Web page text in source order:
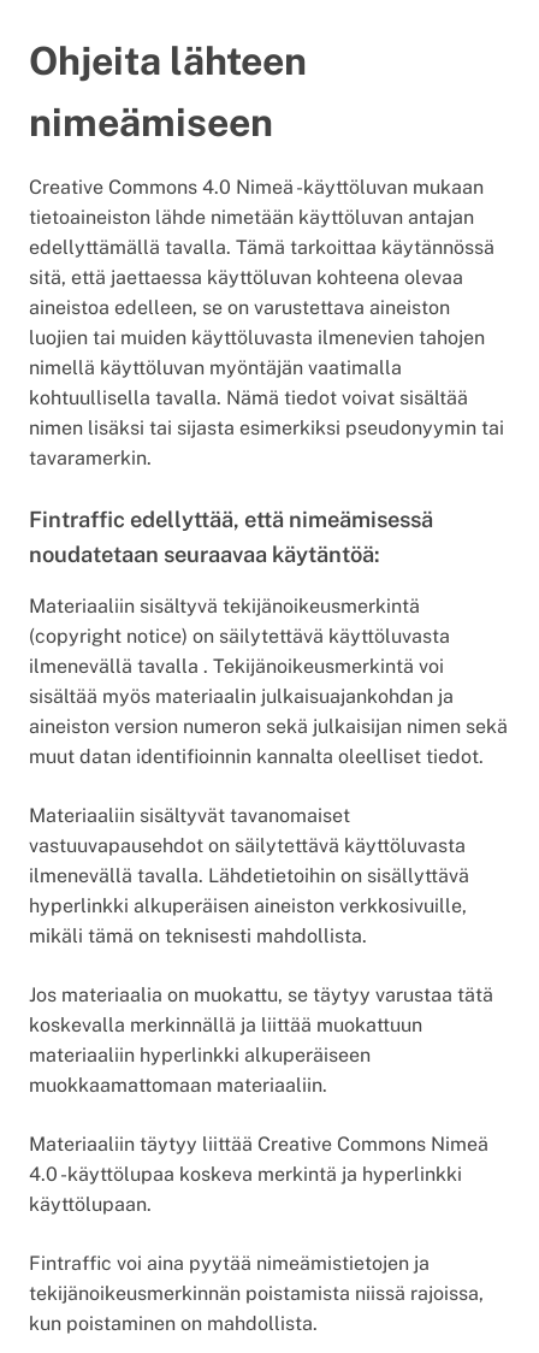
Ohjeita lähteen
nimeämiseen
Creative Commons 4.0 Nimeä -käyttöluvan mukaan
tietoaineiston lähde nimetään käyttöluvan antajan
edellyttämällä tavalla. Tämä tarkoittaa käytännössä
sitä, että jaettaessa käyttöluvan kohteena olevaa
aineistoa edelleen, se on varustettava aineiston
luojien tai muiden käyttöluvasta ilmenevien tahojen
nimellä käyttöluvan myöntäjän vaatimalla
kohtuullisella tavalla. Nämä tiedot voivat sisältää
nimen lisäksi tai sijasta esimerkiksi pseudonyymin tai
tavaramerkin.
Fintraffic edellyttää, että nimeämisessä
noudatetaan seuraavaa käytäntöä:
Materiaaliin sisältyvä tekijänoikeusmerkintä
(copyright notice) on säilytettävä käyttöluvasta
ilmenevällä tavalla . Tekijänoikeusmerkintä voi
sisältää myös materiaalin julkaisuajankohdan ja
aineiston version numeron sekä julkaisijan nimen sekä
muut datan identifioinnin kannalta oleelliset tiedot.
Materiaaliin sisältyvät tavanomaiset
vastuuvapausehdot on säilytettävä käyttöluvasta
ilmenevällä tavalla. Lähdetietoihin on sisällyttävä
hyperlinkki alkuperäisen aineiston verkkosivuille,
mikäli tämä on teknisesti mahdollista.
Jos materiaalia on muokattu, se täytyy varustaa tätä
koskevalla merkinnällä ja liittää muokattuun
materiaaliin hyperlinkki alkuperäiseen
muokkaamattomaan materiaaliin.
Materiaaliin täytyy liittää Creative Commons Nimeä
4.0 -käyttölupaa koskeva merkintä ja hyperlinkki
käyttölupaan.
Fintraffic voi aina pyytää nimeämistietojen ja
tekijänoikeusmerkinnän poistamista niissä rajoissa,
kun poistaminen on mahdollista.